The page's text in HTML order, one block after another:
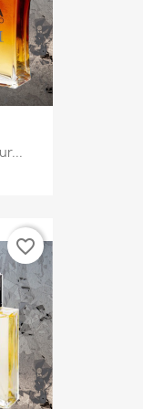
favorite_border